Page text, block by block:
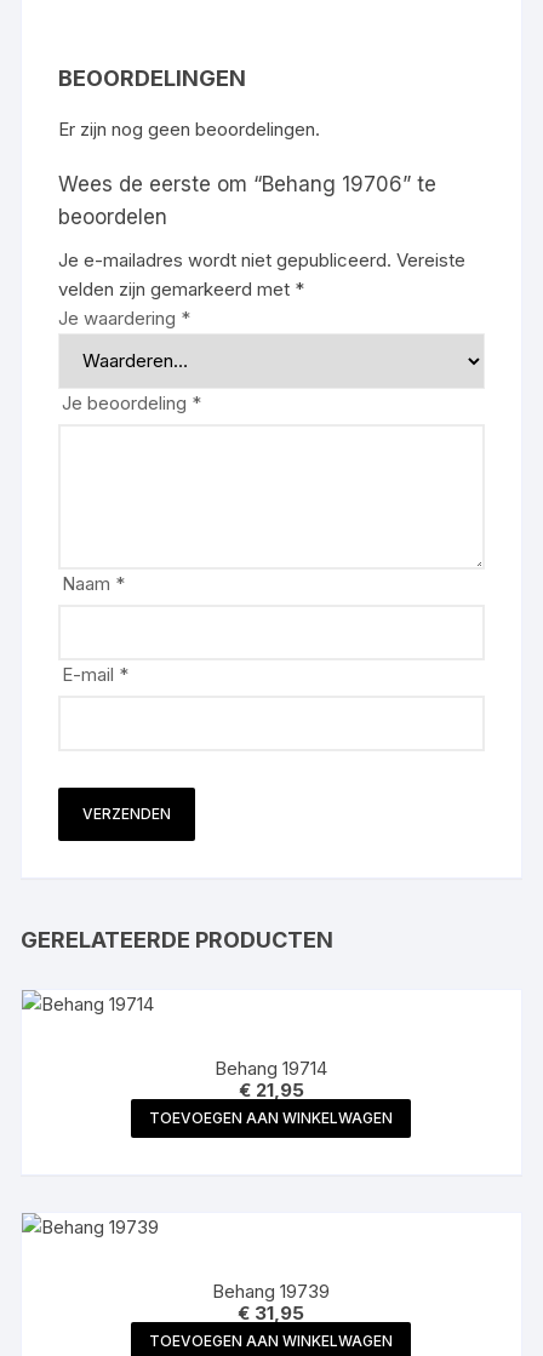
BEOORDELINGEN
Er zijn nog geen beoordelingen.
Wees de eerste om “Behang 19706” te
beoordelen
Je e-mailadres wordt niet gepubliceerd. Vereiste
velden zijn gemarkeerd met *
Je waardering *
Je beoordeling *
Naam *
E-mail *
GERELATEERDE PRODUCTEN
Behang 19714
€21,95
TOEVOEGEN AAN WINKELWAGEN
Behang 19739
€ 31,95
TOEVOEGEN AAN WINKELWAGEN